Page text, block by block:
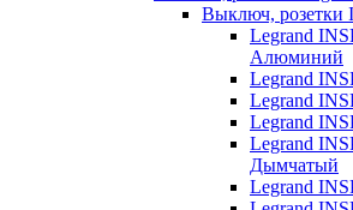
Выключ, розетки
Legrand
Алюминий
Legrand
Legrand
Legrand
Legrand
Дымчатый
Legrand